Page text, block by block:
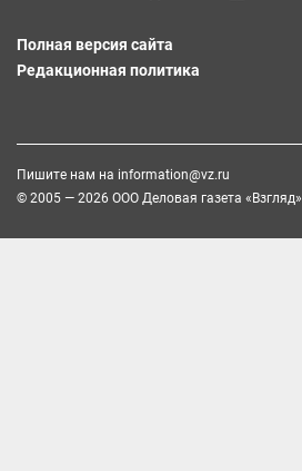
Полная версия сайта
Редакционная политика
Пишите нам на information@vz.ru
© 2005 — 2026 ООО Деловая газета «Взгляд»